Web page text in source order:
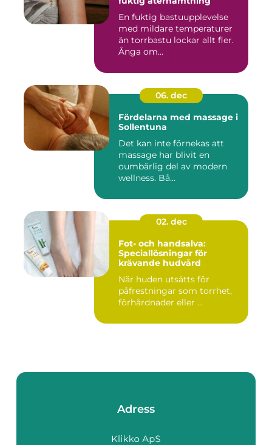
En fuktig bastuupplevelse
med mildare temperaturer
än torrbastu lockar allt fler.
Ånga om...
06. dec
Fördelarna med massage i
Sollentuna
Det kan inte förnekas att
massage har blivit en
oumbärlig del av modern
wellness. Bå...
02. dec
Fot- och handsalva:
Speciallösningar för
krävande hudvård
När huden utsätts för
påfrestningar som torrhet,
förhårdnader eller ...
Adress